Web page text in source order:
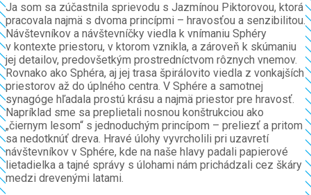
Ja som sa zúčastnila sprievodu s Jazmínou Piktorovou, ktorá
pracovala najmä s dvoma princípmi – hravosťou a senzibilitou.
Návštevníkov a návštevníčky viedla k vnímaniu Sphéry
v kontexte priestoru, v ktorom vznikla, a zároveň k skúmaniu
jej detailov, predovšetkým prostredníctvom rôznych vnemov.
Rovnako ako Sphéra, aj jej trasa špirálovito viedla z vonkajších
priestorov až do úplného centra. V Sphére a samotnej
synagóge hľadala prostú krásu a najmä priestor pre hravosť.
Napríklad sme sa preplietali nosnou konštrukciou ako
„čiernym lesom“ s jednoduchým princípom – preliezť a pritom
sa nedotknúť dreva. Hravé úlohy vyvrcholili pri uzavretí
návštevníkov v Sphére, kde na naše hlavy padali papierové
lietadielka a tajné správy s úlohami nám prichádzali cez škáry
medzi drevenými latami.